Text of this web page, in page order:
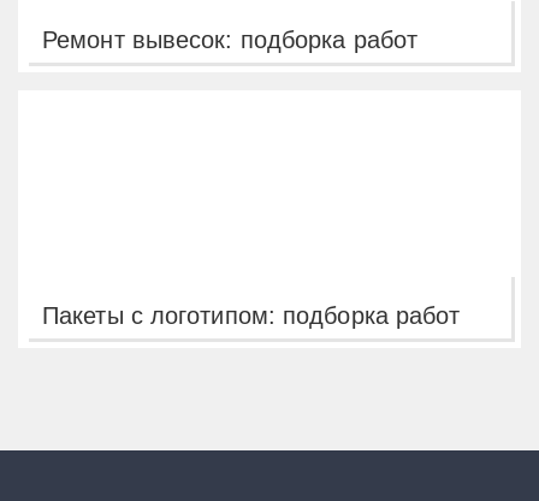
Ремонт вывесок: подборка работ
Пакеты с логотипом: подборка работ